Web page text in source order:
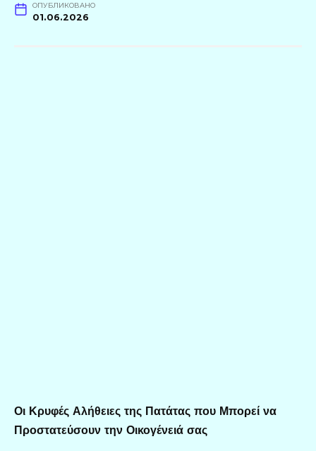
ОПУБЛИКОВАНО
01.06.2026
Οι Κρυφές Αλήθειες της Πατάτας που Μπορεί να
Προστατεύσουν την Οικογένειά σας